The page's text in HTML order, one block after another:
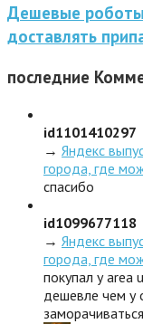
Дешевые
доставлять
последние
id1101410297
→ Яндекс
города, где
спасибо
id1099677118
→ Яндекс
города, где
покупал у area
дешевле чем у